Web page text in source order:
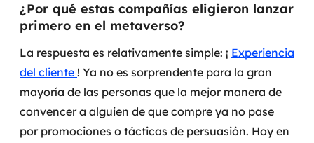
Pentest
DevSecOps
MSS
Consultoria de segurança
¿Por qué estas compañías eligieron lanzar
primero en el metaverso?
La respuesta es relativamente simple: ¡ Experiencia
del cliente ! Ya no es sorprendente para la gran
mayoría de las personas que la mejor manera de
convencer a alguien de que compre ya no pase
por promociones o tácticas de persuasión. Hoy en